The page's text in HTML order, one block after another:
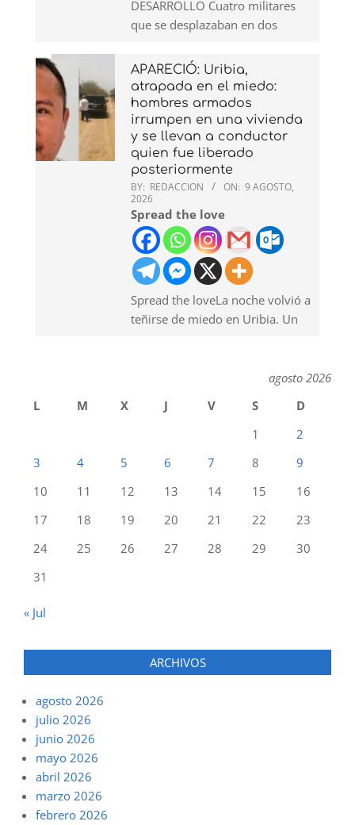
DESARROLLO Cuatro militares
que se desplazaban en dos
APARECIÓ: Uribia,
atrapada en el miedo:
hombres armados
irrumpen en una vivienda
y se llevan a conductor
quien fue liberado
posteriormente
BY: REDACCION ON: 9 AGOSTO,
2026
Spread the love
Spread the loveLa noche volvió a
teñirse de miedo en Uribia. Un
agosto 2026
L
M X J V S
D
1
2
3
4 5 6 7 8
9
10
11 12 13 14 15
16
17
18 19 20 21 22
23
24
25 26 27 28 29
30
31
« Jul
ARCHIVOS
agosto 2026
julio 2026
junio 2026
mayo 2026
abril 2026
marzo 2026
febrero 2026